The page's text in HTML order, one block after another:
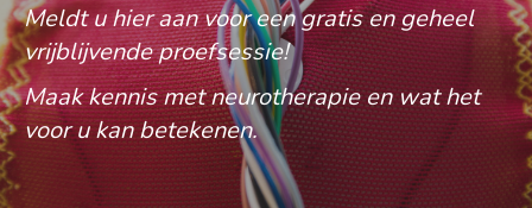
Meldt u hier aan voor een gratis en geheel
vrijblijvende proefsessie!
Maak kennis met neurotherapie en wat het
voor u kan betekenen.